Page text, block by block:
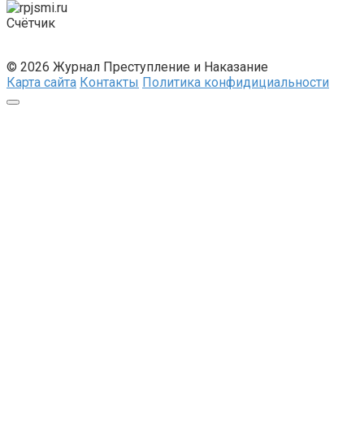
Счётчик
© 2026 Журнал Преступление и Наказание
Карта сайта Контакты Политика конфидициальности